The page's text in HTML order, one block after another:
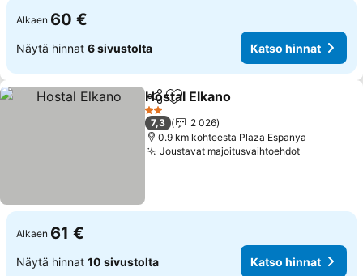
Alkaen 60 €
Näytä hinnat 6 sivustolta Katso hinnat
Jaa Lisää suosikkeihin
Hostal Elkano
2 Tähtiluokitus
7,3
2 026
0.9 km kohteesta Plaza Espanya
Joustavat majoitusvaihtoehdot
Alkaen 61 €
Näytä hinnat 10 sivustolta Katso hinnat